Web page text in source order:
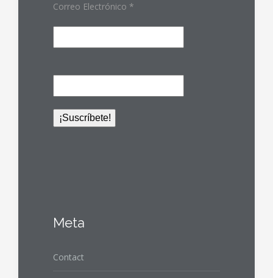
Correo Electrónico *
Meta
Contact